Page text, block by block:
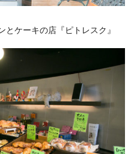
とケーキの店『ピトレスク』